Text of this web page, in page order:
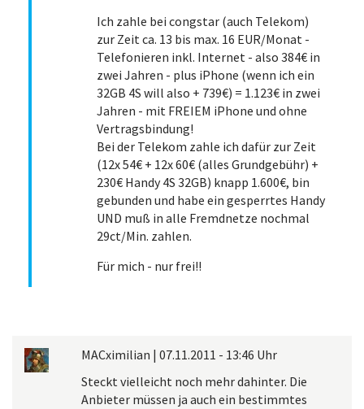
Ich zahle bei congstar (auch Telekom)
zur Zeit ca. 13 bis max. 16 EUR/Monat -
Telefonieren inkl. Internet - also 384€ in
zwei Jahren - plus iPhone (wenn ich ein
32GB 4S will also + 739€) = 1.123€ in zwei
Jahren - mit FREIEM iPhone und ohne
Vertragsbindung!
Bei der Telekom zahle ich dafür zur Zeit
(12x 54€ + 12x 60€ (alles Grundgebühr) +
230€ Handy 4S 32GB) knapp 1.600€, bin
gebunden und habe ein gesperrtes Handy
UND muß in alle Fremdnetze nochmal
29ct/Min. zahlen.
Für mich - nur frei!!
MACximilian | 07.11.2011 - 13:46 Uhr
Steckt vielleicht noch mehr dahinter. Die
Anbieter müssen ja auch ein bestimmtes